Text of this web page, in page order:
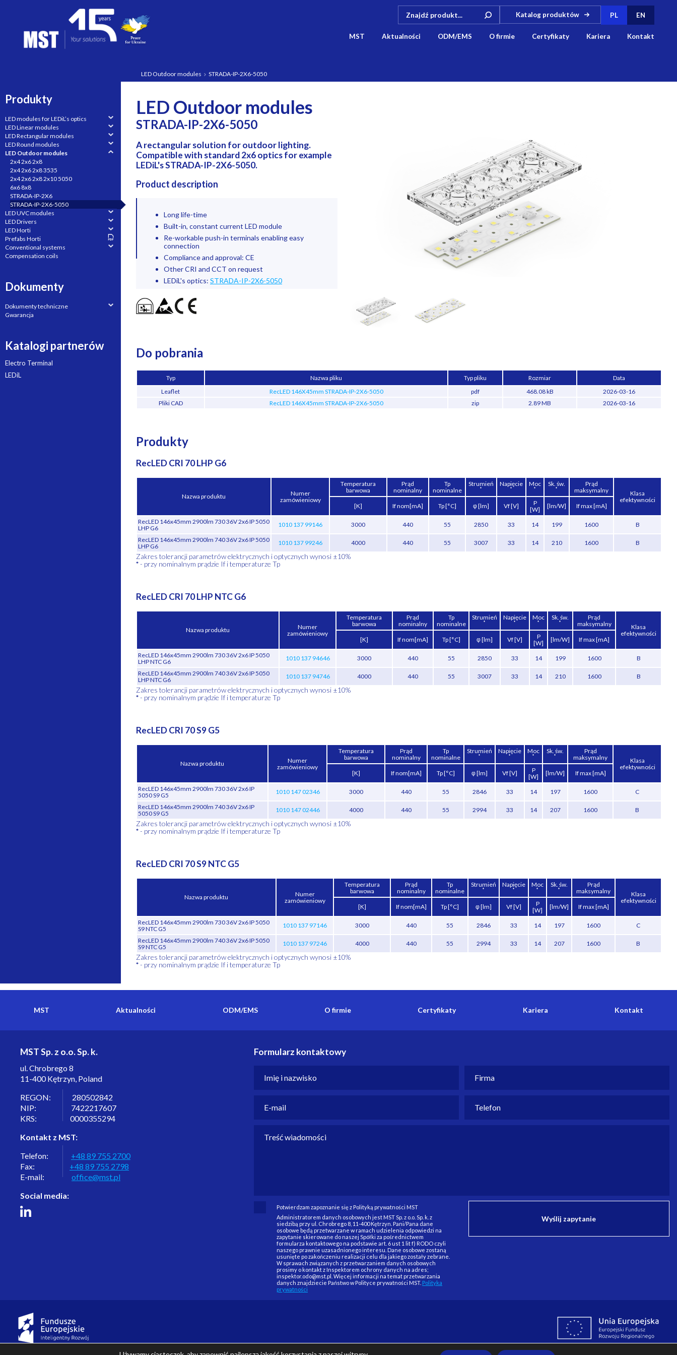
Katalog produktów PL EN
MST Aktualności ODM/EMS O firmie Certyfikaty Kariera Kontakt
LED Outdoor modules STRADA-IP-2X6-5050
Produkty
LED modules for LEDiL’s optics
LED Linear modules
LED Rectangular modules
LED Round modules
LED Outdoor modules
2x4 2x6 2x8
2x4 2x6 2x8 3535
2x4 2x6 2x8 2x10 5050
6x6 8x8
STRADA-IP-2X6
STRADA-IP-2X6-5050
LED UVC modules
LED Drivers
LED Horti
Prefabs Horti
Conventional systems
Compensation coils
Dokumenty
Dokumenty techniczne
Gwarancja
Katalogi partnerów
Electro Terminal
LEDiL
LED Outdoor modules
STRADA-IP-2X6-5050
A rectangular solution for outdoor lighting.
Compatible with standard 2x6 optics for example
LEDiL's STRADA-IP-2X6-5050.
Product description
Long life-time
Built-in, constant current LED module
Re-workable push-in terminals enabling easy
connection
Compliance and approval: CE
Other CRI and CCT on request
LEDiL's optics: STRADA-IP-2X6-5050
Do pobrania
Typ Nazwa pliku Typ pliku Rozmiar
Data
Leaflet
RecLED 146X45mm STRADA-IP-2X6-5050 pdf 468.08 kB
2026-03-16
Pliki CAD
RecLED 146X45mm STRADA-IP-2X6-5050 zip 2.89 MB 2026-03-16
Produkty
RecLED CRI 70 LHP G6
Nazwa produktu
Numer
zamówieniowy
Temperatura
barwowa
Prąd
nominalny
Tp
nominalne
Strumień
*
Napięcie
*
Moc
*
Sk. św.
*
Prąd
maksymalny
Klasa
efektywności
[K]
If nom[mA] Tp [°C] φ [lm] Vf [V]
P
[W]
[lm/W] If max [mA]
RecLED 146x45mm 2900lm 730 36V 2x6 IP 5050
LHP G6
1010 137 99146 3000 440 55 2850 33 14 199 1600
B
RecLED 146x45mm 2900lm 740 36V 2x6 IP 5050
LHP G6
1010 137 99246 4000 440 55 3007 33 14 210 1600 B
Zakres tolerancji parametrów elektrycznych i optycznych wynosi ±10%
*- przy nominalnym prądzie If i temperaturze Tp
RecLED CRI 70 LHP NTC G6
Nazwa produktu
Numer
zamówieniowy
Temperatura
barwowa
Prąd
nominalny
Tp
nominalne
Strumień
*
Napięcie
*
Moc
*
Sk. św.
*
Prąd
maksymalny
Klasa
efektywności
[K]
If nom[mA] Tp [°C] φ [lm] Vf [V]
P
[W]
[lm/W] If max [mA]
RecLED 146x45mm 2900lm 730 36V 2x6 IP 5050
LHP NTC G6
1010 137 94646 3000 440 55 2850 33 14 199 1600
B
RecLED 146x45mm 2900lm 740 36V 2x6 IP 5050
LHP NTC G6
1010 137 94746 4000 440 55 3007 33 14 210 1600 B
Zakres tolerancji parametrów elektrycznych i optycznych wynosi ±10%
*- przy nominalnym prądzie If i temperaturze Tp
RecLED CRI 70 S9 G5
Nazwa produktu
Numer
zamówieniowy
Temperatura
barwowa
Prąd
nominalny
Tp
nominalne
Strumień
*
Napięcie
*
Moc
*
Sk. św.
*
Prąd
maksymalny
Klasa
efektywności
[K]
If nom[mA] Tp [°C] φ [lm] Vf [V]
P
[W]
[lm/W] If max [mA]
RecLED 146x45mm 2900lm 730 36V 2x6 IP
5050 S9 G5
1010 147 02346 3000 440 55 2846 33 14 197 1600
C
RecLED 146x45mm 2900lm 740 36V 2x6 IP
5050 S9 G5
1010 147 02446 4000 440 55 2994 33 14 207 1600 B
Zakres tolerancji parametrów elektrycznych i optycznych wynosi ±10%
*- przy nominalnym prądzie If i temperaturze Tp
RecLED CRI 70 S9 NTC G5
Nazwa produktu
Numer
zamówieniowy
Temperatura
barwowa
Prąd
nominalny
Tp
nominalne
Strumień
*
Napięcie
*
Moc
*
Sk. św.
*
Prąd
maksymalny
Klasa
efektywności
[K]
If nom[mA] Tp [°C] φ [lm] Vf [V]
P
[W]
[lm/W] If max [mA]
RecLED 146x45mm 2900lm 730 36V 2x6 IP 5050
S9 NTC G5
1010 137 97146 3000 440 55 2846 33 14 197 1600
C
RecLED 146x45mm 2900lm 740 36V 2x6 IP 5050
S9 NTC G5
1010 137 97246 4000 440 55 2994 33 14 207 1600 B
Zakres tolerancji parametrów elektrycznych i optycznych wynosi ±10%
*- przy nominalnym prądzie If i temperaturze Tp
MST Aktualności ODM/EMS O firmie Certyfikaty Kariera Kontakt
MST Sp. z o.o. Sp. k.
ul. Chrobrego 8
11-400 Kętrzyn, Poland
REGON: 280502842
NIP: 7422217607
KRS: 0000355294
Kontakt z MST:
Telefon: +48 89 755 2700
Fax: +48 89 755 2798
E-mail: office@mst.pl
Social media:
Formularz kontaktowy
Potwierdzam zapoznanie się z Polityką prywatności MST
Administratorem danych osobowych jest MST Sp. z o.o. Sp. k. z
siedzibą przy ul. Chrobrego 8, 11-400 Kętrzyn. Pani/Pana dane
osobowe będą przetwarzane w ramach udzielenia odpowiedzi na
zapytanie skierowane do naszej Spółki za pośrednictwem
formularza kontaktowego na podstawie art. 6 ust 1 lit f) RODO czyli
naszego prawnie uzasadnionego interesu. Dane osobowe zostaną
usunięte po zakończeniu realizacji celu dla jakiego zostały zebrane.
W sprawach związanych z przetwarzaniem danych osobowych
prosimy o kontakt z Inspektorem ochrony danych na adres;
inspektor.odo@mst.pl. Więcej informacji na temat przetwarzania
danych znajdziecie Państwo w Polityce prywatności MST. Polityka
prywatności